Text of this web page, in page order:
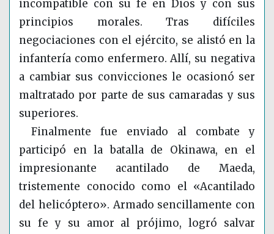
incompatible con su fe en Dios y con sus
principios morales. Tras difíciles
negociaciones con el ejército, se alistó en la
infantería como enfermero. Allí, su negativa
a cambiar sus convicciones le ocasionó ser
maltratado por parte de sus camaradas y sus
superiores.
Finalmente fue enviado al combate y
participó en la batalla de Okinawa, en el
impresionante acantilado de Maeda,
tristemente conocido como el «Acantilado
del helicóptero». Armado sencillamente con
su fe y su amor al prójimo, logró salvar